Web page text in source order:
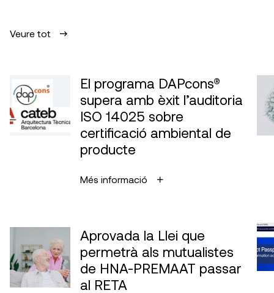
Veure tot
El programa DAPcons®
supera amb èxit l’auditoria
ISO 14025 sobre
certificació ambiental de
producte
Més informació
Aprovada la Llei que
permetrà als mutualistes
de HNA-PREMAAT passar
al RETA